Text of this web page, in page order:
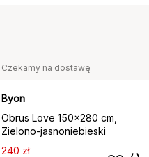
Czekamy na dostawę
Byon
Obrus Love 150x280 cm,
Zielono-jasnoniebieski
240 zł